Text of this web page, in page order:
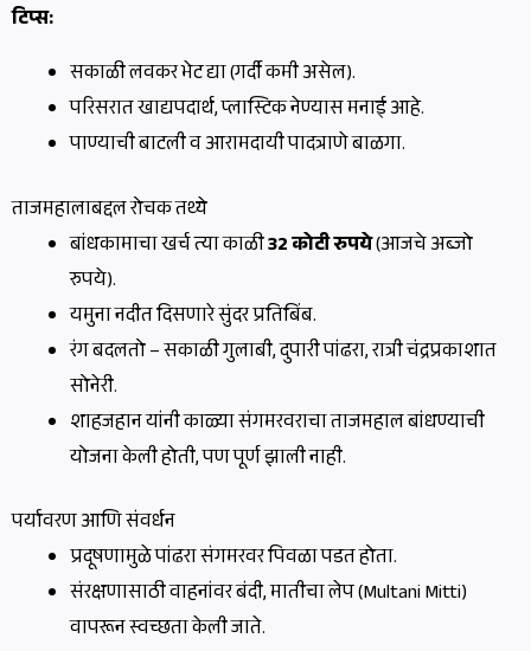
टिप्स:
सकाळी लवकर भेट द्या (गर्दी कमी असेल).
परिसरात खाद्यपदार्थ, प्लास्टिक नेण्यास मनाई आहे.
पाण्याची बाटली व आरामदायी पादत्राणे बाळगा.
ताजमहालाबद्दल रोचक तथ्ये
बांधकामाचा खर्च त्या काळी32 कोटी रुपये(आजचे अब्जो
रुपये).
यमुना नदीत दिसणारे सुंदर प्रतिबिंब.
रंग बदलतो – सकाळी गुलाबी, दुपारी पांढरा, रात्री चंद्रप्रकाशात
सोनेरी.
शाहजहान यांनी काळ्या संगमरवराचा ताजमहाल बांधण्याची
योजना केली होती, पण पूर्ण झाली नाही.
पर्यावरण आणि संवर्धन
प्रदूषणामुळे पांढरा संगमरवर पिवळा पडत होता.
संरक्षणासाठी वाहनांवर बंदी, मातीचा लेप (Multani Mitti)
वापरून स्वच्छता केली जाते.